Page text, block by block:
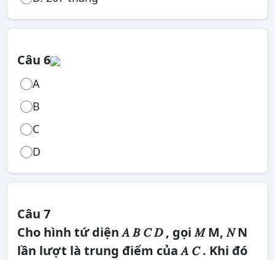
Câu 6
A
B
C
D
Câu 7
Cho hình tứ diện 𝐴 𝐵 𝐶 𝐷 , gọi 𝑀 M, 𝑁 N
lần lượt là trung điểm của 𝐴 𝐶 . Khi đó